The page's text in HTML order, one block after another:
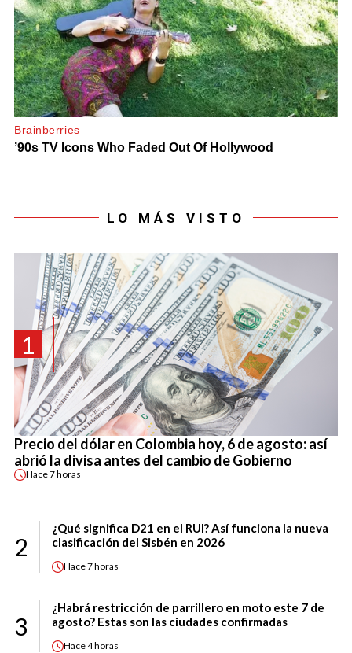
LO MÁS VISTO
1
Precio del dólar en Colombia hoy, 6 de agosto: así
abrió la divisa antes del cambio de Gobierno
Hace7 horas
2
¿Qué significa D21 en el RUI? Así funciona la nueva
clasificación del Sisbén en 2026
Hace7 horas
3
¿Habrá restricción de parrillero en moto este 7 de
agosto? Estas son las ciudades confirmadas
Hace4 horas